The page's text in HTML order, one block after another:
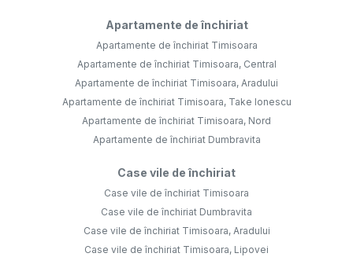
Apartamente de închiriat
Apartamente de închiriat Timisoara
Apartamente de închiriat Timisoara, Central
Apartamente de închiriat Timisoara, Aradului
Apartamente de închiriat Timisoara, Take Ionescu
Apartamente de închiriat Timisoara, Nord
Apartamente de închiriat Dumbravita
Case vile de închiriat
Case vile de închiriat Timisoara
Case vile de închiriat Dumbravita
Case vile de închiriat Timisoara, Aradului
Case vile de închiriat Timisoara, Lipovei